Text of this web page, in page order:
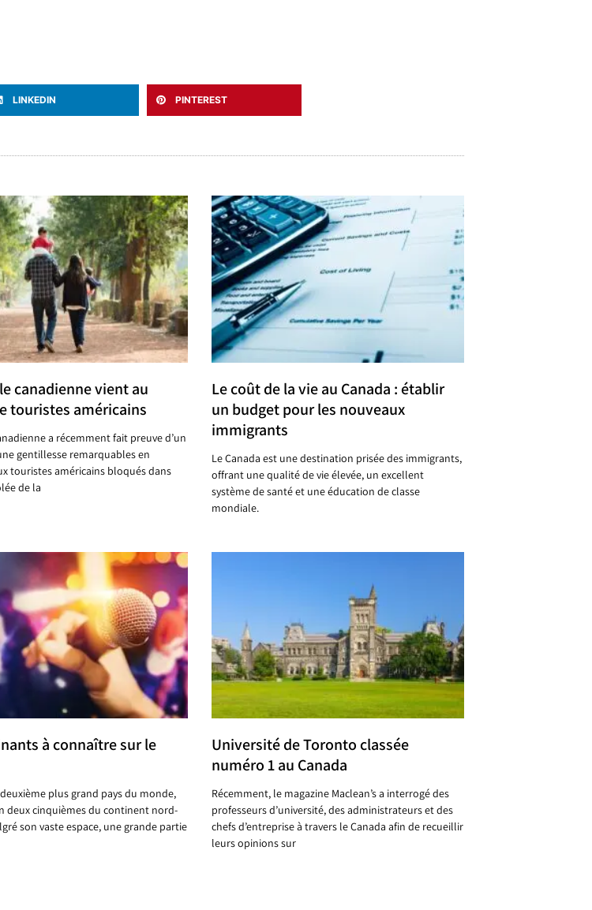
LINKEDIN PINTEREST
canadienne vient au
touristes américains
a récemment fait preuve d’un
gentillesse remarquables en
touristes américains bloqués dans
de la
Le coût de la vie au Canada : établir
un budget pour les nouveaux
immigrants
Le Canada est une destination prisée des immigrants,
offrant une qualité de vie élevée, un excellent
système de santé et une éducation de classe
mondiale.
à connaître sur le
plus grand pays du monde,
deux cinquièmes du continent nord-
son vaste espace, une grande partie
Université de Toronto classée
numéro 1 au Canada
Récemment, le magazine Maclean’s a interrogé des
professeurs d’université, des administrateurs et des
chefs d’entreprise à travers le Canada afin de recueillir
leurs opinions sur